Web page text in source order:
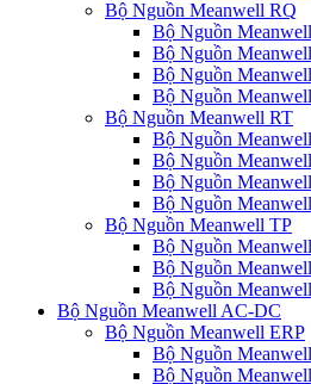
Bộ Nguồn Meanwell RQ
Bộ Nguồn
Bộ Nguồn
Bộ Nguồn
Bộ Nguồn
Bộ Nguồn Meanwell RT
Bộ Nguồn
Bộ Nguồn
Bộ Nguồn
Bộ Nguồn
Bộ Nguồn Meanwell TP
Bộ Nguồn
Bộ Nguồn
Bộ Nguồn
Bộ Nguồn Meanwell AC-DC
Bộ Nguồn Meanwell ERP
Bộ Nguồn
Bộ Nguồn